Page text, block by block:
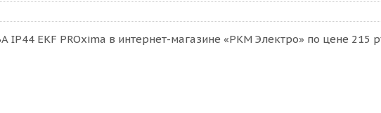
EKF PROxima в интернет-магазине «РКМ Электро» по цене 215